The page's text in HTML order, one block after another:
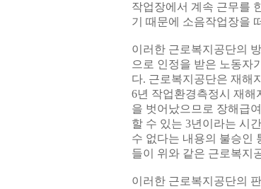
작업장에서 계속 근무를
기 때문에 소음작업장을
이러한 근로복지공단의
으로 인정을 받은 노동자
다. 근로복지공단은 재해
6년 작업환경측정시 재해
을 벗어났으므로 장해급
할 수 있는 3년이라는 시
수 없다는 내용의 불승인
들이 위와 같은 근로복지
이러한 근로복지공단의